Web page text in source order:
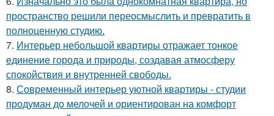
пространство решили переосмыслить и превратить в
полноценную студию.
7. Интерьер небольшой квартиры отражает тонкое
единение города и природы, создавая атмосферу
спокойствия и внутренней свободы.
8. Современный интерьер уютной квартиры - студии
продуман до мелочей и ориентирован на комфорт